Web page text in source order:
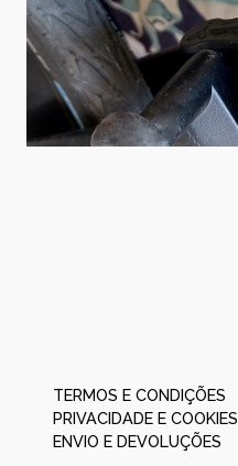
TERMOS E CONDIÇÕES
PRIVACIDADE E COOKIES
ENVIO E DEVOLUÇÕES